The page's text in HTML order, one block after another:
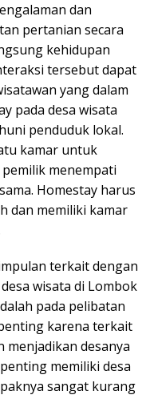
dan
pertanian secara
kehidupan
tersebut dapat
yang dalam
pada desa wisata
penduduk lokal.
kamar untuk
menempati
Homestay harus
dan memiliki kamar
terkait dengan
wisata di Lombok
pada pelibatan
karena terkait
menjadikan desanya
memiliki desa
sangat kurang